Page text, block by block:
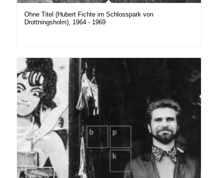
Ohne Titel (Hubert Fichte im Schlosspark von
Drottningsholm), 1964 - 1969